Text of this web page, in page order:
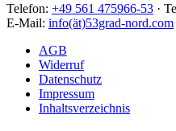
Telefon: +49 561 475966-53 ·
E-Mail: info(ät)53grad-nord.com
AGB
Widerruf
Datenschutz
Impressum
Inhaltsverzeichnis